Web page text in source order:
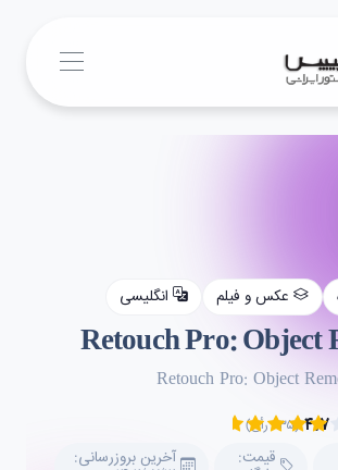
عکس و فیلم انگلیسی
Retouch Pro: Object
۴.۷ (۲۳۵ رأی)
قیمت: آخرین بروزرسانی: